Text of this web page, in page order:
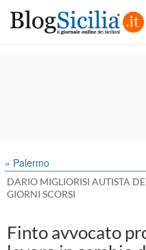
» Palermo
DARIO MIGLIORISI AUTISTA
GIORNI SCORSI
Finto avvocato